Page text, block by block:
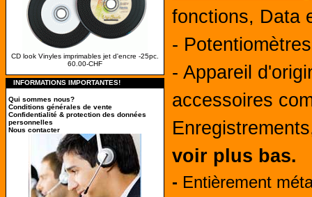
CD look Vinyles imprimables jet d'encre -25pc.
60.00-CHF
INFORMATIONS IMPORTANTES!
Qui sommes nous?
Conditions générales de vente
Confidentialité & protection des données
personnelles
Nous contacter
fonctions, Data
-
- Appareil
accessoires
voir plus bas.
- Entièrement